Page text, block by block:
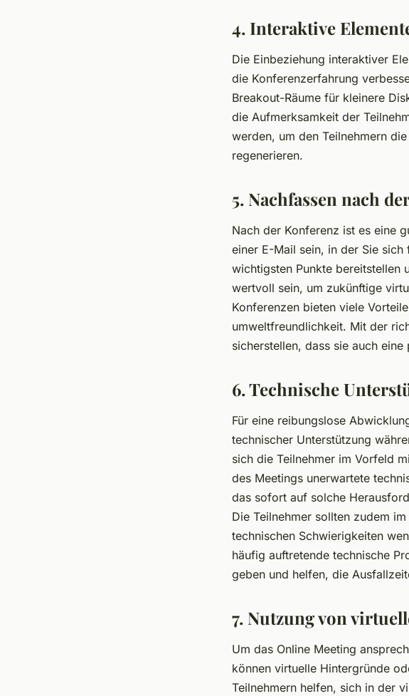
4. Interaktive
Die Einbeziehung interaktiver
die Konferenzerfahrung
Breakout-Räume für kleinere
die Aufmerksamkeit der
werden, um den Teilnehmern
regenerieren.
5. Nachfassen nach
Nach der Konferenz ist es eine
einer E-Mail sein, in der Sie
wichtigsten Punkte bereitstellen
wertvoll sein, um zukünftige
Konferenzen bieten viele
umweltfreundlichkeit. Mit der
sicherstellen, dass sie auch
6. Technische
Für eine reibungslose
technischer Unterstützung
sich die Teilnehmer im Vorfeld
des Meetings unerwartete
das sofort auf solche
Die Teilnehmer sollten zudem
technischen Schwierigkeiten
häufig auftretende technische
geben und helfen, die
7. Nutzung von
Um das Online Meeting
können virtuelle Hintergründe
Teilnehmern helfen, sich in der